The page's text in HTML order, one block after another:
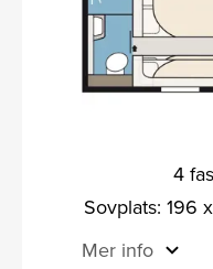
4
Sovplats: 196
Mer info